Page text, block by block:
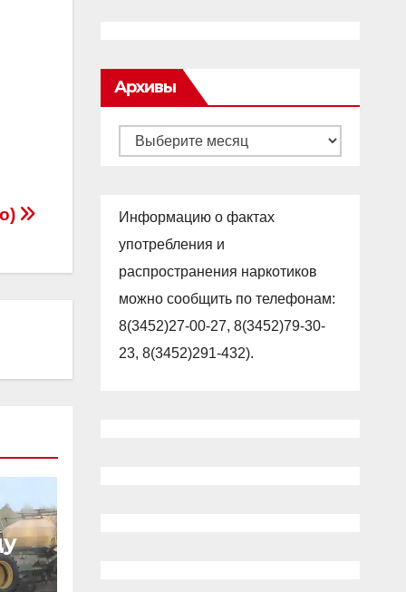
Архивы
Архивы
Информацию о фактах
употребления и
распространения наркотиков
можно сообщить по телефонам:
8(3452)27-00-27, 8(3452)79-30-
23, 8(3452)291-432).